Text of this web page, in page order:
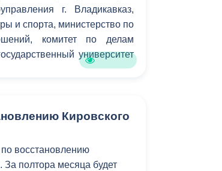
финансового
юридическая помощь
г. Владикавказ,
и спорта, министерство по
комитет по делам
университет
Кировского
восстановлению
За полтора месяца будет